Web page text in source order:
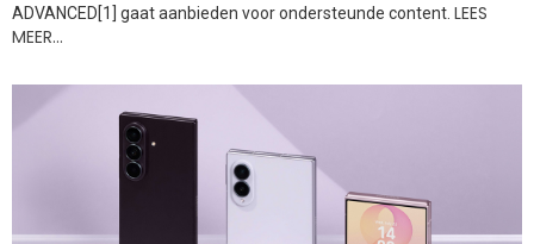
ADVANCED[1] gaat aanbieden voor ondersteunde content. LEES
MEER…